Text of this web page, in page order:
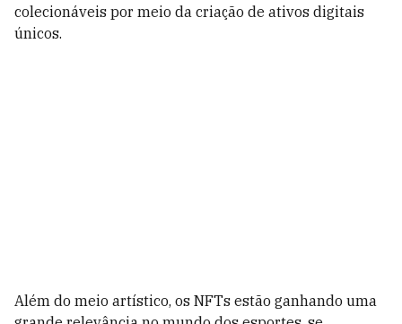
colecionáveis por meio da criação de ativos digitais
únicos.
Além do meio artístico, os NFTs estão ganhando uma